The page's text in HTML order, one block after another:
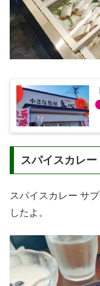
スパイスカレー
スパイスカレー サ
したよ。